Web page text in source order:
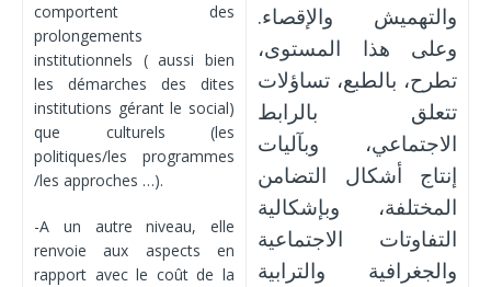
comportent des
prolongements
institutionnels ( aussi bien
les démarches des dites
institutions gérant le social)
que culturels (les
politiques/les programmes
/les approches …).
-A un autre niveau, elle
renvoie aux aspects en
rapport avec le coût de la
والتهميش والإقصاء.
وعلى هذا المستوى،
تطرح، بالطبع، تساؤلات
تتعلق بالرابط
الاجتماعي، وبآليات
إنتاج أشكال التضامن
المختلفة، وبإشكالية
التفاوتات الاجتماعية
والجغرافية والترابية